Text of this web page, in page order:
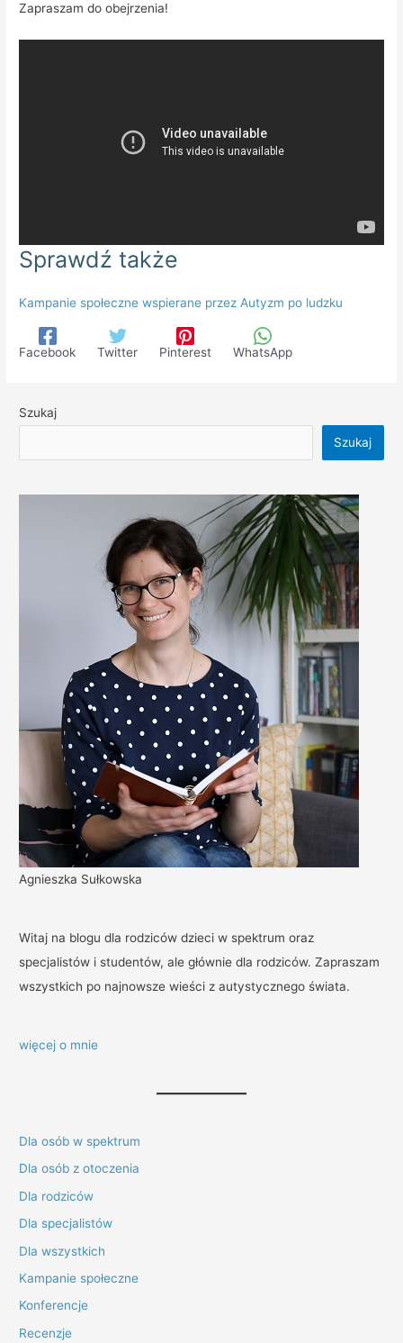
Zapraszam do obejrzenia!
Sprawdź także
Kampanie społeczne wspierane przez Autyzm po ludzku
Facebook Twitter Pinterest WhatsApp
Szukaj
Szukaj
Agnieszka Sułkowska
Witaj na blogu dla rodziców dzieci w spektrum oraz
specjalistów i studentów, ale głównie dla rodziców. Zapraszam
wszystkich po najnowsze wieści z autystycznego świata.
więcej o mnie
Dla osób w spektrum
Dla osób z otoczenia
Dla rodziców
Dla specjalistów
Dla wszystkich
Kampanie społeczne
Konferencje
Recenzje